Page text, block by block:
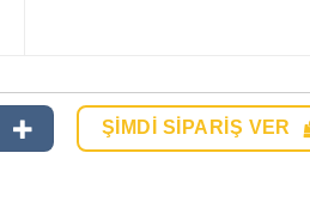
ŞIMDI SIPARIŞ VER